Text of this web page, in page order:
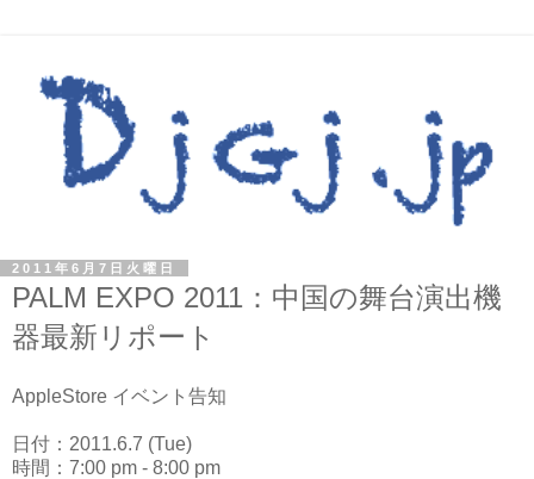
2011年6月7日火曜日
PALM EXPO 2011：中国の舞台演出機
器最新リポート
AppleStore イベント告知
日付：2011.6.7 (Tue)
時間：7:00 pm - 8:00 pm